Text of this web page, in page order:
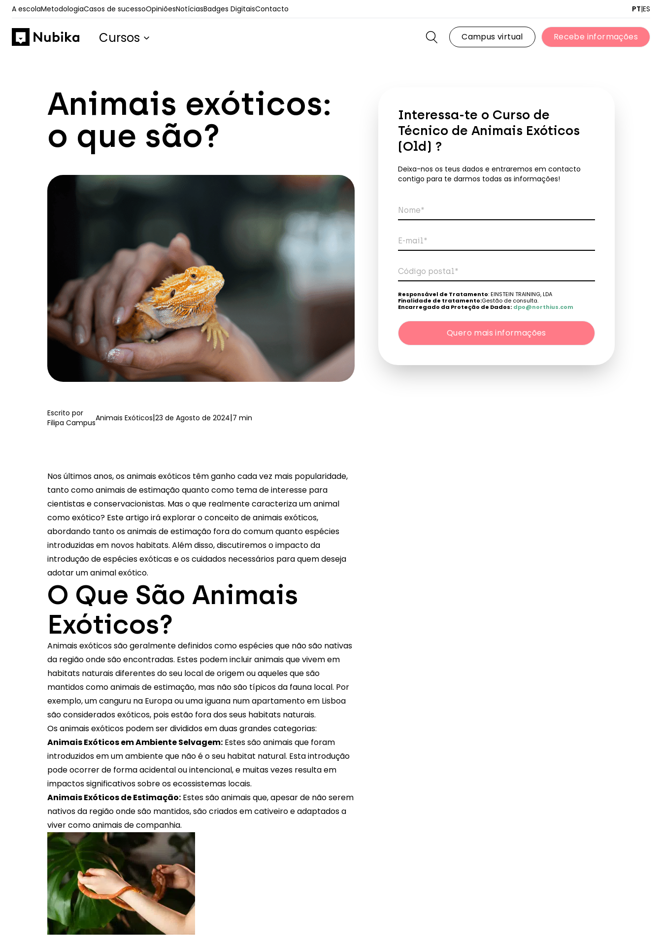
A escolaMetodologiaCasos de sucessoOpiniõesNotíciasBadges DigitaisContacto PT|ES
Cursos
Campus virtual
Campus virtual
Recebe informações
Recebe informações
Animais exóticos:
o que são?
Escrito por
Filipa CampusAnimais Exóticos|23 de Agosto de 2024|7 min
Nos últimos anos, os animais exóticos têm ganho cada vez mais popularidade,
tanto como animais de estimação quanto como tema de interesse para
cientistas e conservacionistas. Mas o que realmente caracteriza um animal
como exótico? Este artigo irá explorar o conceito de animais exóticos,
abordando tanto os animais de estimação fora do comum quanto espécies
introduzidas em novos habitats. Além disso, discutiremos o impacto da
introdução de espécies exóticas e os cuidados necessários para quem deseja
adotar um animal exótico.
O Que São Animais
Exóticos?
Animais exóticos são geralmente definidos como espécies que não são nativas
da região onde são encontradas. Estes podem incluir animais que vivem em
habitats naturais diferentes do seu local de origem ou aqueles que são
mantidos como animais de estimação, mas não são típicos da fauna local. Por
exemplo, um canguru na Europa ou uma iguana num apartamento em Lisboa
são considerados exóticos, pois estão fora dos seus habitats naturais.
Os animais exóticos podem ser divididos em duas grandes categorias:
Animais Exóticos em Ambiente Selvagem: Estes são animais que foram
introduzidos em um ambiente que não é o seu habitat natural. Esta introdução
pode ocorrer de forma acidental ou intencional, e muitas vezes resulta em
impactos significativos sobre os ecossistemas locais.
Animais Exóticos de Estimação: Estes são animais que, apesar de não serem
nativos da região onde são mantidos, são criados em cativeiro e adaptados a
viver como animais de companhia.
Interessa-te o Curso de
Técnico de Animais Exóticos
(Old) ?
Deixa-nos os teus dados e entraremos em contacto
contigo para te darmos todas as informações!
Nome*
E-mail*
Telefone*
Código postal*
Responsável de Tratamento: EINSTEIN TRAINING, LDA
Finalidade de tratamento:Gestão de consulta.
Encarregado da Proteção de Dados: dpo@northius.com
legal. / Direitos: aceder, retificar e excluir os dados, bem como outros
direitos, conforme o explicito na
Quero mais informações
Quero mais informações